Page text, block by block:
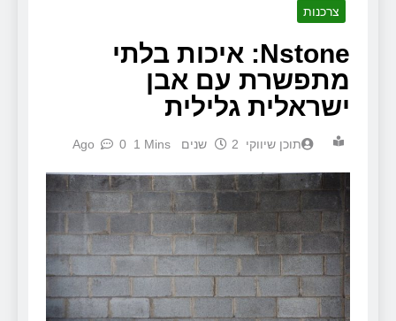
צרכנות
Nstone: איכות בלתי
מתפשרת עם אבן
ישראלית גלילית
תוכן שיווקי 2 שנים Ago 0 1 Mins